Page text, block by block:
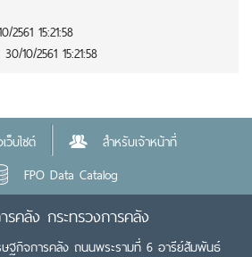
2561 15:21:58
30/10/2561 15:21:58
ว็บไซต์
สำหรับเจ้าหน้าที่
FPO Data Catalog
รคลัง กระทรวงการคลัง
ฐกิจการคลัง ถนนพระรามที่ 6 อารีย์สัมพันธ์